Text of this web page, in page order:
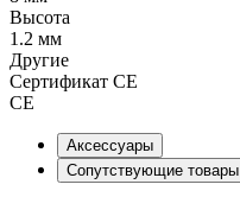
Высота
1.2 мм
Другие
Сертификат CE
CE
Аксессуары
Сопутствующие товары